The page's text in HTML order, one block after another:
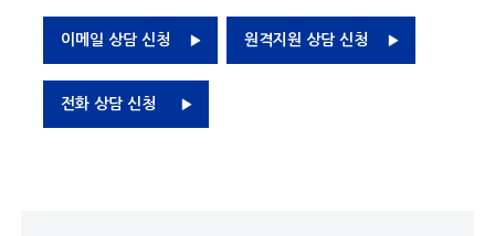
이메일 상담 신청 원격지원 상담 신청
전화 상담 신청